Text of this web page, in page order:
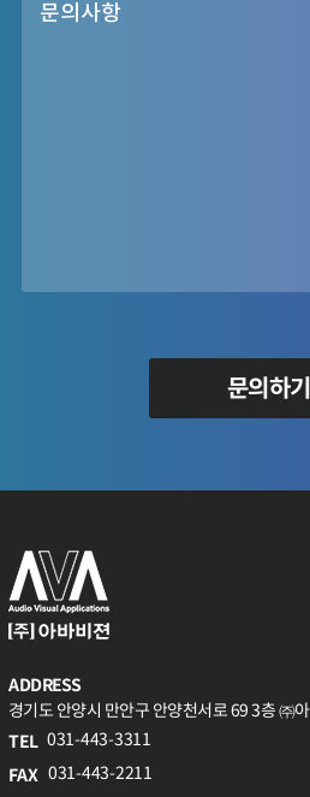
문의하기
ADDRESS
경기도 안양시 만안구 안양천서로 69 3층 ㈜
TEL 031-443-3311
FAX 031-443-2211